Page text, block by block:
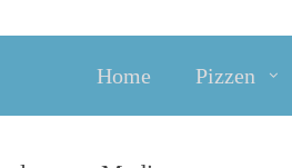
Home Pizzen